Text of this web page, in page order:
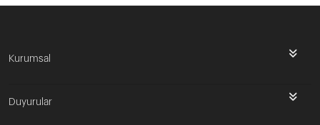
Kurumsal
Duyurular